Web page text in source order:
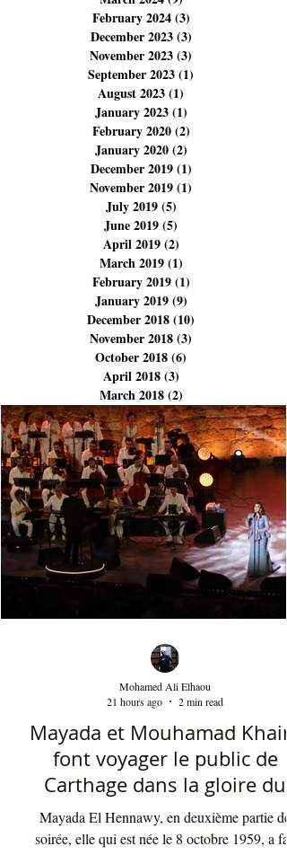
June 2024(5)5 posts
April 2024(4)4 posts
March 2024(9)9 posts
February 2024(3)3 posts
December 2023(3)
November 2023 (3)
September 2023 (1)
August 2023 (1)1 post
January 2023(1)1 post
February 2020 (2)2 posts
January 2020(2)
December 2019(1)
November 2019(1)
July 2019 (5)5 posts
June 2019(5)5 posts
April 2019(2)2 posts
March 2019(1)1 post
February 2019 (1)1 post
January 2019 (9)
December 2018(10)
November 2018(3)
October 2018(6)6 posts
April 2018(3)3 posts
March 2018(2)2 posts
Mayada et Mouhamad Khairy
font voyager le public de
Carthage dans la gloire du
Mohamed Ali Elhaou
21 hours ago
2 min read